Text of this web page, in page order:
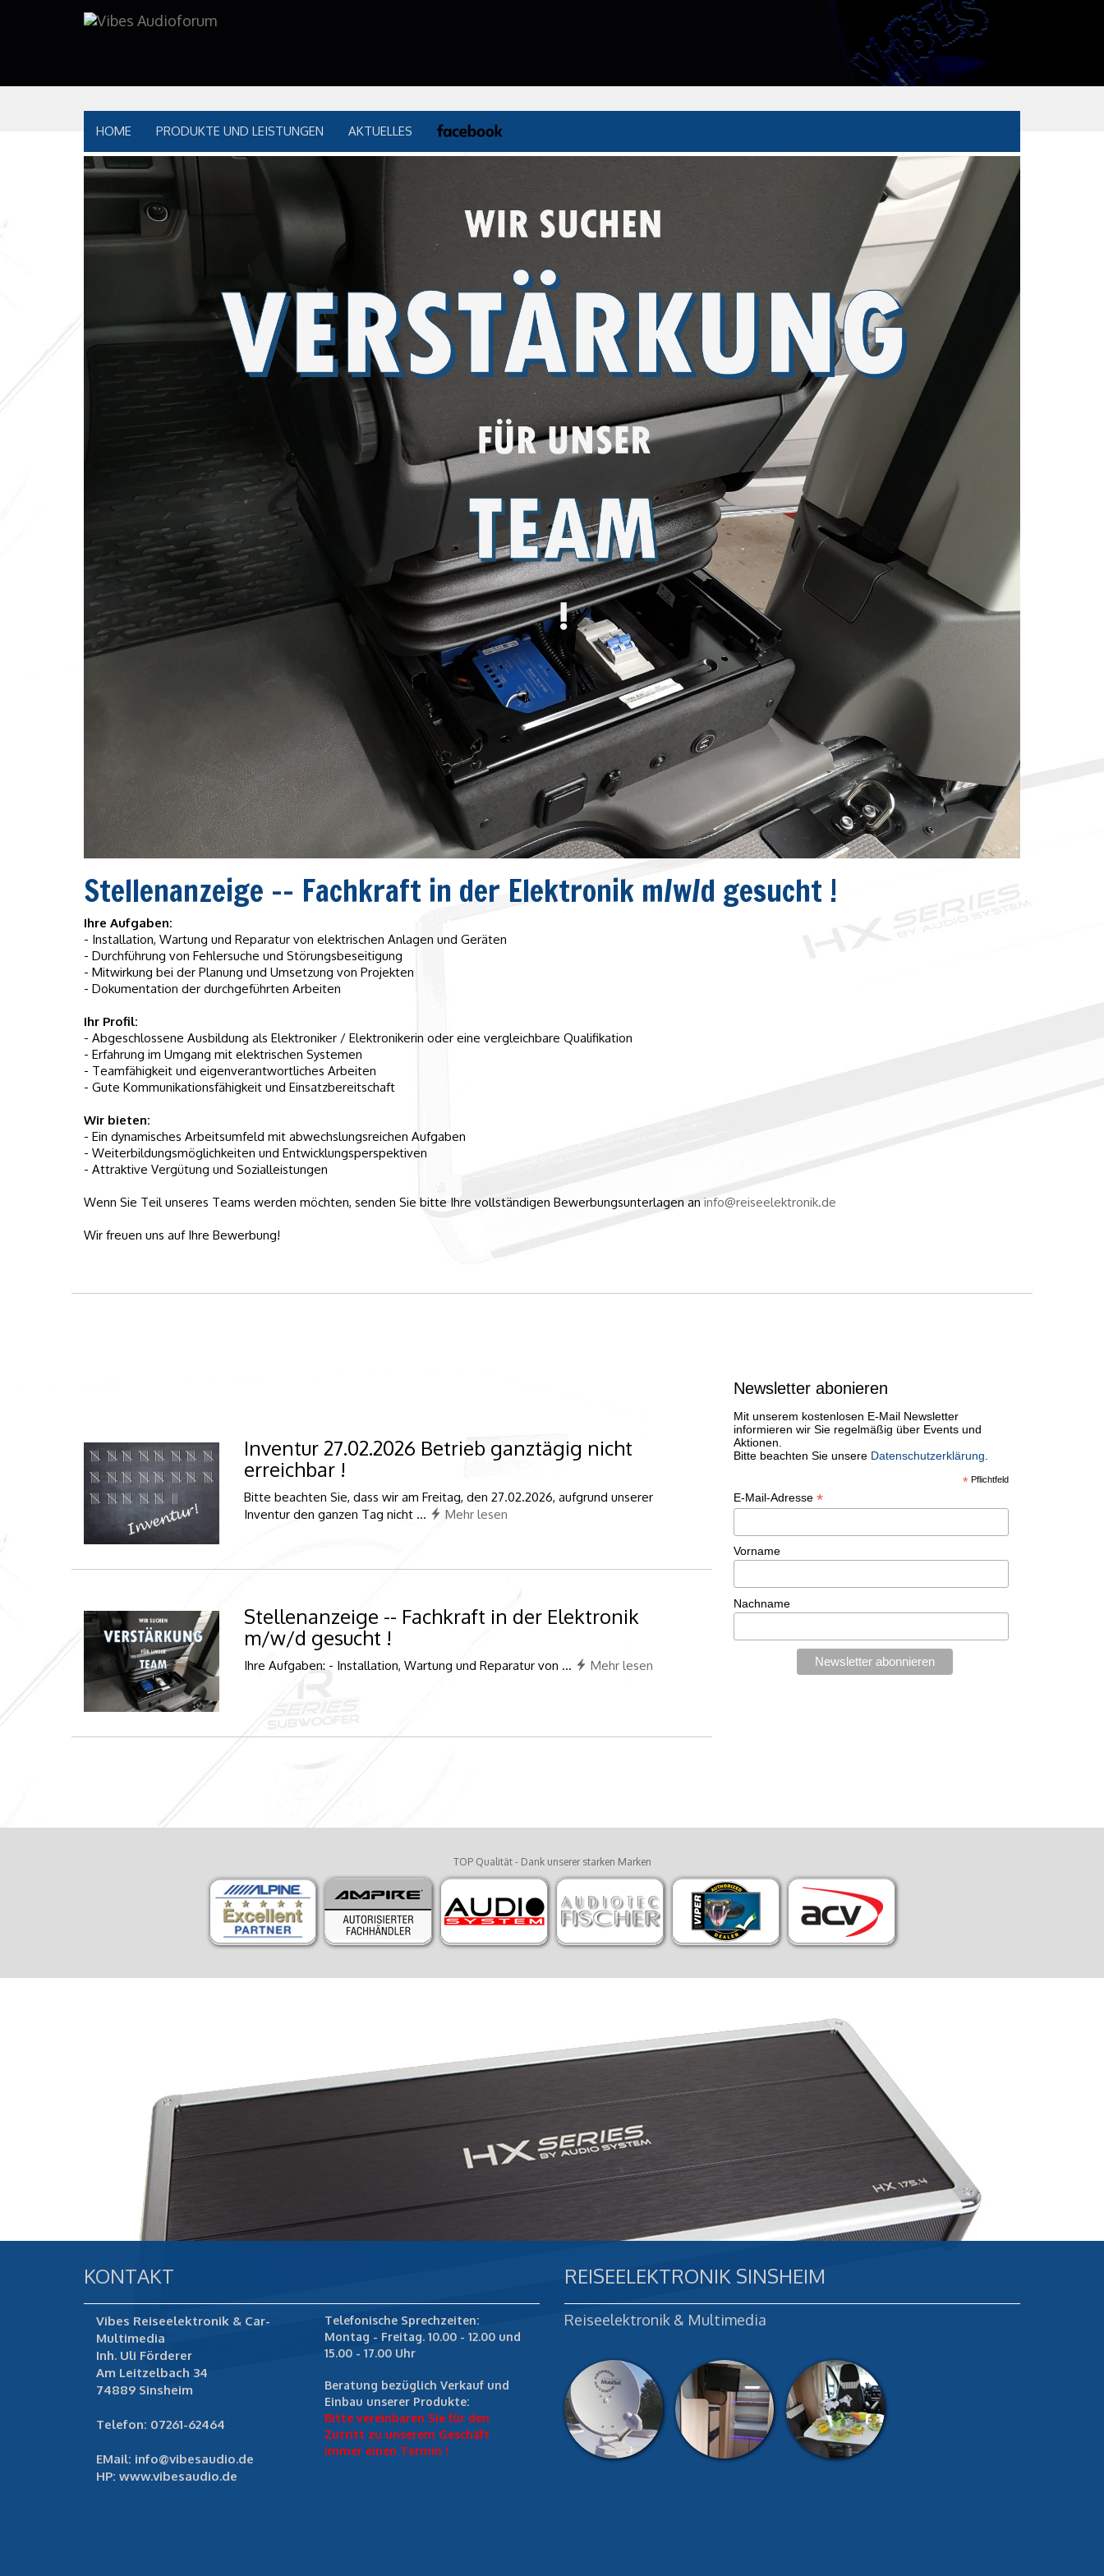
HOME PRODUKTE UND LEISTUNGEN AKTUELLES
Stellenanzeige -- Fachkraft in der Elektronik m/w/d gesucht !
Ihre Aufgaben:
- Installation, Wartung und Reparatur von elektrischen Anlagen und Geräten
- Durchführung von Fehlersuche und Störungsbeseitigung
- Mitwirkung bei der Planung und Umsetzung von Projekten
- Dokumentation der durchgeführten Arbeiten
Ihr Profil:
- Abgeschlossene Ausbildung als Elektroniker / Elektronikerin oder eine vergleichbare Qualifikation
- Erfahrung im Umgang mit elektrischen Systemen
- Teamfähigkeit und eigenverantwortliches Arbeiten
- Gute Kommunikationsfähigkeit und Einsatzbereitschaft
Wir bieten:
- Ein dynamisches Arbeitsumfeld mit abwechslungsreichen Aufgaben
- Weiterbildungsmöglichkeiten und Entwicklungsperspektiven
- Attraktive Vergütung und Sozialleistungen
Wenn Sie Teil unseres Teams werden möchten, senden Sie bitte Ihre vollständigen Bewerbungsunterlagen an info@reiseelektronik.de
Wir freuen uns auf Ihre Bewerbung!
Inventur 27.02.2026 Betrieb ganztägig nicht
erreichbar !
Bitte beachten Sie, dass wir am Freitag, den 27.02.2026, aufgrund unserer
Inventur den ganzen Tag nicht ...
Mehr lesen
Stellenanzeige -- Fachkraft in der Elektronik
m/w/d gesucht !
Ihre Aufgaben: - Installation, Wartung und Reparatur von ... Mehr lesen
Newsletter abonieren
Mit unserem kostenlosen E-Mail Newsletter
informieren wir Sie regelmäßig über Events und
Aktionen.
Bitte beachten Sie unsere Datenschutzerklärung
* Pflichtfeld
E-Mail-Adresse *
Vorname
Nachname
TOP Qualität - Dank unserer starken Marken
KONTAKT
Vibes Reiseelektronik & Car-
Multimedia
Inh. Uli Förderer
Am Leitzelbach 34
74889 Sinsheim
Telefon: 07261-62464
EMail: info@vibesaudio.de
HP: www.vibesaudio.de
Telefonische Sprechzeiten:
Montag - Freitag. 10.00 - 12.00 und
15.00 - 17.00 Uhr
Beratung bezüglich Verkauf und
Einbau unserer Produkte:
Bitte vereinbaren Sie für den
Zutritt zu unserem Geschäft
immer einen Termin !
REISEELEKTRONIK SINSHEIM
Reiseelektronik & Multimedia